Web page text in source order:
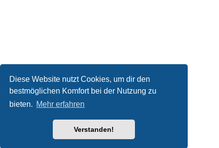
Diese Website nutzt Cookies, um dir den
bestmöglichen Komfort bei der Nutzung zu
bieten. Mehr erfahren
Verstanden!